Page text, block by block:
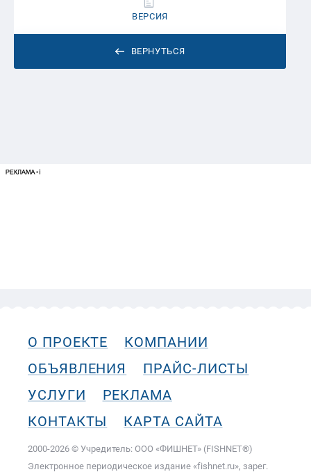
ВЕРНУТЬСЯ
ВЕРСИЯ
О ПРОЕКТЕ
КОМПАНИИ
ОБЪЯВЛЕНИЯ
ПРАЙС-ЛИСТЫ
УСЛУГИ
РЕКЛАМА
КОНТАКТЫ
КАРТА САЙТА
2000-2026 © Учредитель: ООО «ФИШНЕТ» (FISHNET®)
Электронное периодическое издание «fishnet.ru», зарег.